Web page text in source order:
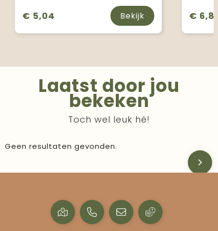
€ 5,04 Bekijk €
Laatst door jou
bekeken
Toch wel leuk hé!
Geen resultaten gevonden.